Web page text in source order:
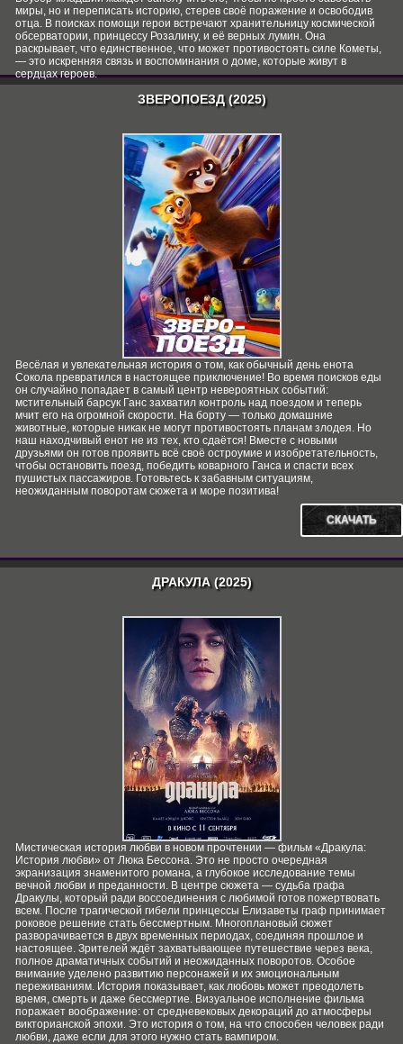
миры, но и переписать историю, стерев своё поражение и освободив
отца. В поисках помощи герои встречают хранительницу космической
обсерватории, принцессу Розалину, и её верных лумин. Она
раскрывает, что единственное, что может противостоять силе Кометы,
— это искренняя связь и воспоминания о доме, которые живут в
сердцах героев.
ЗВЕРОПОЕЗД (2025)
Весёлая и увлекательная история о том, как обычный день енота
Сокола превратился в настоящее приключение! Во время поисков еды
он случайно попадает в самый центр невероятных событий:
мстительный барсук Ганс захватил контроль над поездом и теперь
мчит его на огромной скорости. На борту — только домашние
животные, которые никак не могут противостоять планам злодея. Но
наш находчивый енот не из тех, кто сдаётся! Вместе с новыми
друзьями он готов проявить всё своё остроумие и изобретательность,
чтобы остановить поезд, победить коварного Ганса и спасти всех
пушистых пассажиров. Готовьтесь к забавным ситуациям,
неожиданным поворотам сюжета и море позитива!
СКАЧАТЬ
ДРАКУЛА (2025)
Мистическая история любви в новом прочтении — фильм «Дракула:
История любви» от Люка Бессона. Это не просто очередная
экранизация знаменитого романа, а глубокое исследование темы
вечной любви и преданности. В центре сюжета — судьба графа
Дракулы, который ради воссоединения с любимой готов пожертвовать
всем. После трагической гибели принцессы Елизаветы граф принимает
роковое решение стать бессмертным. Многоплановый сюжет
разворачивается в двух временных периодах, соединяя прошлое и
настоящее. Зрителей ждёт захватывающее путешествие через века,
полное драматичных событий и неожиданных поворотов. Особое
внимание уделено развитию персонажей и их эмоциональным
переживаниям. История показывает, как любовь может преодолеть
время, смерть и даже бессмертие. Визуальное исполнение фильма
поражает воображение: от средневековых декораций до атмосферы
викторианской эпохи. Это история о том, на что способен человек ради
любви, даже если для этого нужно стать вампиром.